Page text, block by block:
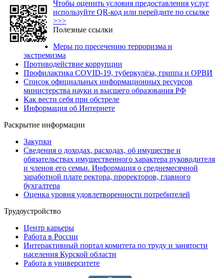
Чтобы оценить условия предоставления услуг
используйте QR-код или перейдите по ссылке
>>>
Полезные ссылки
Меры по пресечению терроризма и
экстремизма
Противодействие коррупции
Профилактика COVID-19, туберкулёза, гриппа и ОРВИ
Список официальных информационных ресурсов
министерства науки и высшего образования РФ
Как вести себя при обстреле
Информация об Интернете
Раскрытие информации
Закупки
Сведения о доходах, расходах, об имуществе и
обязательствах имущественного характера руководителя
и членов его семьи. Информация о среднемесячной
заработной плате ректора, проректоров, главного
бухгалтера
Оценка уровня удовлетворенности потребителей
Трудоустройство
Центр карьеры
Работа в России
Интерактивный портал комитета по труду и занятости
населения Курской области
Работа в университете